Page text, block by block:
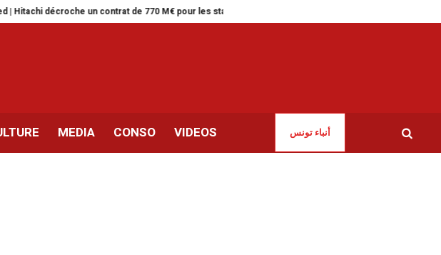
Hitachi décroche un contrat de 770 M€ pour les stations de conversion
MEDIA CONSO VIDEOS أنباء تونس